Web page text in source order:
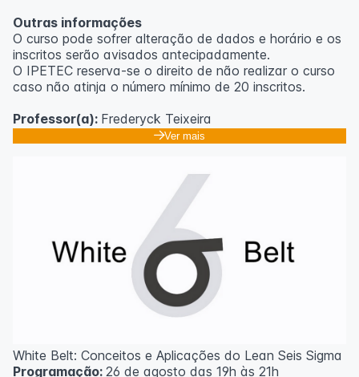
Outras informações
O curso pode sofrer alteração de dados e horário e os
inscritos serão avisados ​​antecipadamente.
O IPETEC reserva-se o direito de não realizar o curso
caso não atinja o número mínimo de 20 inscritos.
Professor(a): Frederyck Teixeira
Ver mais
White Belt: Conceitos e Aplicações do Lean Seis Sigma
Programação: 26 de agosto das 19h às 21h